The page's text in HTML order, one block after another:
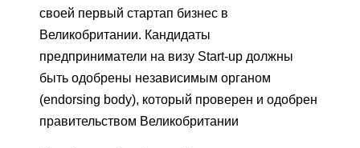
своей первый стартап бизнес в
Великобритании. Кандидаты
предприниматели на визу Start-up должны
быть одобрены независимым органом
(endorsing body), который проверен и одобрен
правительством Великобритании